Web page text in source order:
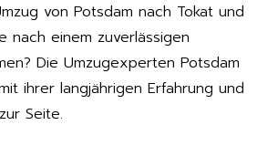
von Potsdam nach Tokat und
nach einem zuverlässigen
Die Umzugexperten Potsdam
ihrer langjährigen Erfahrung und
Seite.